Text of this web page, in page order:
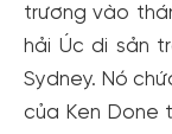
trương vào
hải Úc di sản
Sydney. Nó
của Ken Done